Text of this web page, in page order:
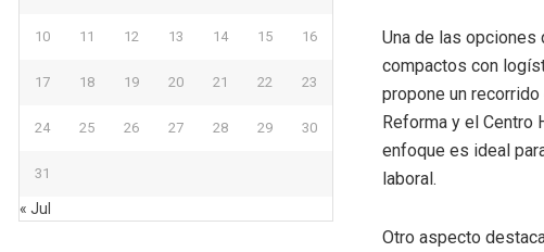
Una de las opciones
compactos con
propone un
Reforma y el Centro
enfoque es ideal
laboral.
Otro aspecto
10 11 12 13 14 15 16
17 18 19 20 21 22 23
24 25 26 27 28 29 30
31
« Jul